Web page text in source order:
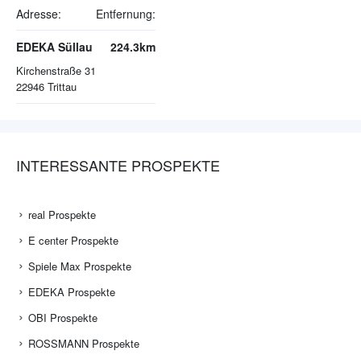
Adresse: Entfernung:
EDEKA Süllau
Kirchenstraße 31
22946 Trittau
224.3km
INTERESSANTE PROSPEKTE
real Prospekte
E center Prospekte
Spiele Max Prospekte
EDEKA Prospekte
OBI Prospekte
ROSSMANN Prospekte